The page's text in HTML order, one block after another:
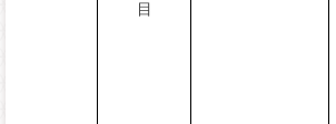
目